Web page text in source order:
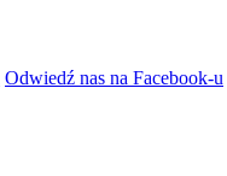
Odwiedź nas na Facebook-u